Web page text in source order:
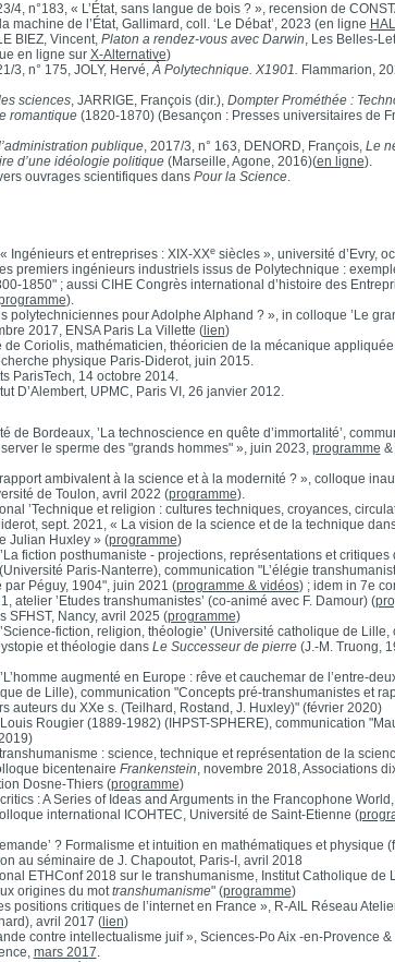
4, n°183, « L’État, sans langue de bois ? », recension de
machine de l’État, Gallimard, coll. ‘Le Débat’, 2023 (en ligne HAL
BIEZ, Vincent, Platon a rendez-vous avec Darwin, Les Belles-
en ligne sur X-Alternative)
3, n° 175, JOLY, Hervé,À Polytechnique. X1901. Flammarion,
sciences, JARRIGE, François (dir.), Dompter Prométhée :
romantique (1820-1870) (Besançon : Presses universitaires de
publique, 2017/3, n° 163, DENORD, François, Le
d’une idéologie politique(Marseille, Agone, 2016)(en ligne).
ouvrages scientifiques dans Pour la Science.
Ingénieurs et entreprises : XIX-XXesiècles », université d’Evry,
premiers ingénieurs industriels issus de Polytechnique :
1850" ; aussi CIHE Congrès international d’histoire des
).
polytechniciennes pour Adolphe Alphand ? », in colloque ’Le
2017, ENSA Paris La Villette (lien)
de Coriolis, mathématicien, théoricien de la mécanique
physique Paris-Diderot, juin 2015.
ParisTech, 14 octobre 2014.
D’Alembert, UPMC, Paris VI, 26 janvier 2012.
de Bordeaux, ’La technoscience en quête d’immortalité’,
le sperme des "grands hommes" », juin 2023, programme &
ambivalent à la science et à la modernité ? », colloque
de Toulon, avril 2022 (programme).
’Technique et religion : cultures techniques, croyances,
sept. 2021, « La vision de la science et de la technique
Julian Huxley » (programme)
fiction posthumaniste - projections, représentations et critiques
Paris-Nanterre), communication "L’élégie
par Péguy, 1904", juin 2021 (programme & vidéos) ; idem in 7e
atelier ’Etudes transhumanistes’ (co-animé avec F. Damour) (
SFHST, Nancy, avril 2025 (programme)
fiction, religion, théologie’ (Université catholique de Lille,
et théologie dans Le Successeur de pierre(J.-M. Truong,
augmenté en Europe : rêve et cauchemar de l’entre-
de Lille), communication "Concepts pré-transhumanistes et
auteurs du XXe s. (Teilhard, Rostand, J. Huxley)" (février 2020)
Rougier (1889-1982) (IHPST-SPHERE), communication
: science, technique et représentation de la
bicentenaire Frankenstein, novembre 2018, Associations
Dosne-Thiers (programme)
: A Series of Ideas and Arguments in the Francophone
international ICOHTEC, Université de Saint-Etienne (
? Formalisme et intuition en mathématiques et physique
au séminaire de J. Chapoutot, Paris-I, avril 2018
ETHConf 2018 sur le transhumanisme, Institut Catholique de
origines du mottranshumanisme" (programme)
positions critiques de l’internet en France », R-AIL Réseau
avril 2017 (lien)
contre intellectualisme juif », Sciences-Po Aix -en-Provence &
mars 2017.